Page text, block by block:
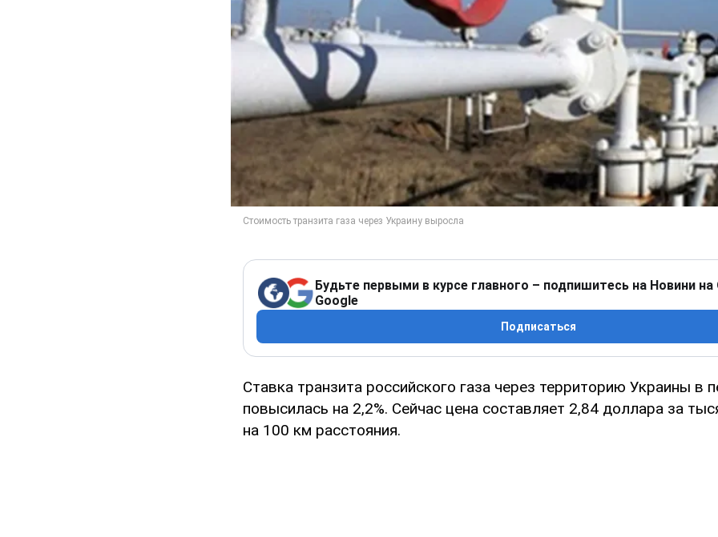
Будьте первыми в курсе главного – подпишитесь на Новини на
Google
Подписаться
Ставка транзита российского газа через территорию Украины в
повысилась на 2,2%. Сейчас цена составляет 2,84 доллара за
на 100 км расстояния.